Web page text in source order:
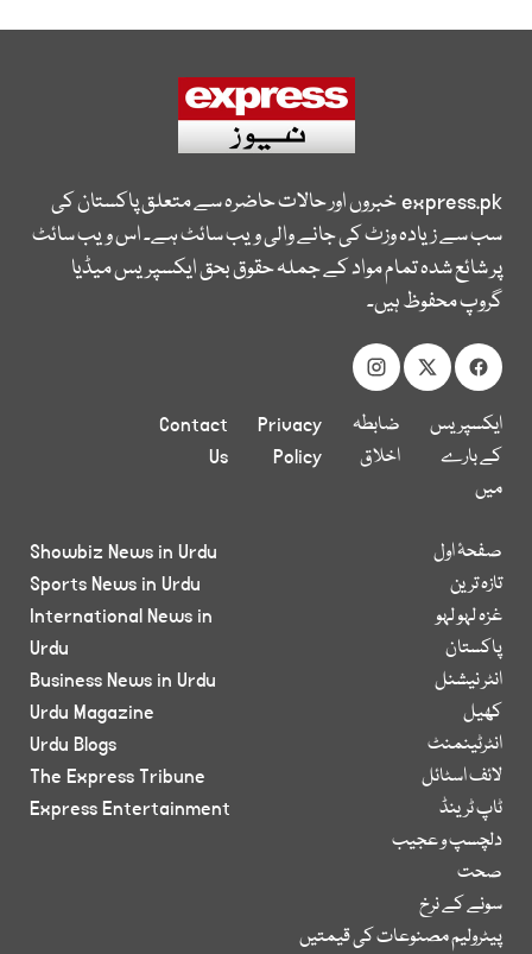
express.pkخبروں اور حالات حاضرہ سے متعلق پاکستان کی
سب سے زیادہ وزٹ کی جانے والی ویب سائٹ ہے۔ اس ویب سائٹ
پر شائع شدہ تمام مواد کے جملہ حقوق بحق ایکسپریس میڈیا
گروپ محفوظ ہیں۔
ایکسپریس
کے بارے
میں
ضابطہ
اخلاق
Privacy
Policy
Contact
Us
صفحۂ اول
تازہ ترین
غزہ لہو لہو
پاکستان
انٹر نیشنل
کھیل
انٹرٹینمنٹ
لائف اسٹائل
ٹاپ ٹرینڈ
دلچسپ و عجیب
صحت
سونے کے نرخ
پیٹرولیم مصنوعات کی قیمتیں
Showbiz News in Urdu
Sports News in Urdu
International News in
Urdu
Business News in Urdu
Urdu Magazine
Urdu Blogs
The Express Tribune
Express Entertainment